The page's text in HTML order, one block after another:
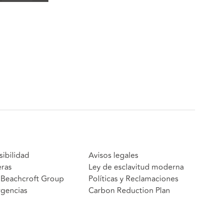
Group
Avisos legales
Ley de esclavitud moderna
Políticas y Reclamaciones
Carbon Reduction Plan